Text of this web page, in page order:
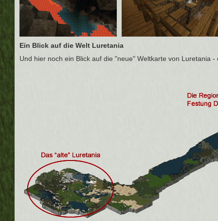
Ein Blick auf die Welt Luretania
Und hier noch ein Blick auf die "neue" Weltkarte von Luretania